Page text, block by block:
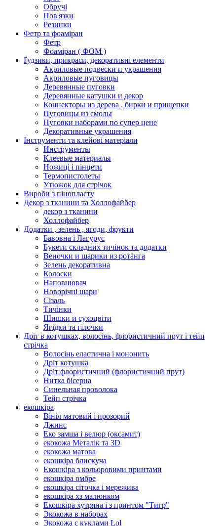
Обручі
Пов'язки
Резинки
Фетр та фоаміран
Фетр
Фоаміран ( ФОМ )
Ґудзики, прикраси, декоративні елементи
Акриловые подвески и украшения
Акриловые пуговицы
Деревянные пуговки
Деревянные катушки и декор
Коннекторы из дерева , бирки и прищепки
Пуговицы из смолы
Пуговки наборами по супер цене
Декоративные украшения
Інструменти та клейові матеріали
Инструменты
Клеевые материалы
Ножиці і пінцети
Термопистолеты
Утюжок для стрічок
Вироби з пінопласту
Декор з тканини та Холлофайбер
декор з тканини
Холлофайбер
Додатки , зелень , ягоди, фрукти
Бавовна і Лагурус
Букети складних тичінок та додатки
Веночки и шарики из ротанга
Зелень декоративна
Колоски
Наповнювач
Новорічні шари
Сізаль
Тичінки
Шишки и сухоцвіти
Ягідки та гілочки
Дріт в котушках, волосінь, флористичний прут і тейп
стрічка
Волосінь еластична і мононить
Дріт котушка
Дріт флористичний (флористичний прут)
Нитка бісерна
Синельная проволока
Тейп стрічка
екошкіра
Вініл матовий і прозорий
Джинс
Еко замша і велюр (оксамит)
екокожа Металік та 3D
екокожа матова
екошкіра блискуча
Екошкіра з кольоровими принтами
екошкіра омбре
екошкіра сіточка і мережива
екошкіра хз малюнком
Екошкіра хутряна і з принтом "Тигр"
Экокожа в наборах
Экокожа с куклами Lol